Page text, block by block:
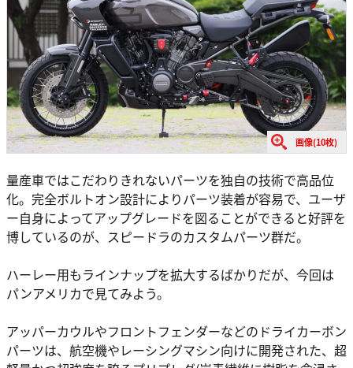
画像(10枚)
量産車ではこだわりきれないパーツを独自の技術で高品位
化。完全ボルトオン設計によりパーツ装着が容易で、ユーザ
ー自身によってアップグレードを図ることができると好評を
博しているのが、スピードラのカスタムパーツ群だ。
ハーレー用もラインナップを拡大するばかりだが、今回は
パンアメリカで見てみよう。
アッパーカウルやフロントフェンダーなどのドライカーボン
パーツは、航空機やレーシングマシン向けに開発された、超